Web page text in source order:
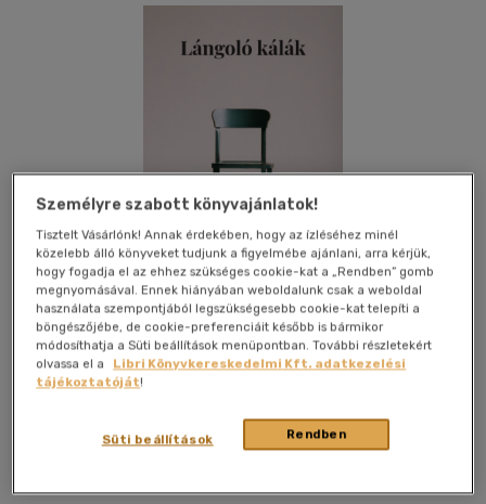
Kívánságlistához adom
(1 vélemény)
Személyre szabott könyvajánlatok!
Tisztelt Vásárlónk! Annak érdekében, hogy az ízléséhez minél
közelebb álló könyveket tudjunk a figyelmébe ajánlani, arra kérjük,
hogy fogadja el az ehhez szükséges cookie-kat a „Rendben” gomb
megnyomásával. Ennek hiányában weboldalunk csak a weboldal
használata szempontjából legszükségesebb cookie-kat telepíti a
böngészőjébe, de cookie-preferenciáit később is bármikor
módosíthatja a Süti beállítások menüpontban. További részletekért
olvassa el a
Libri Könyvkereskedelmi Kft. adatkezelési
tájékoztatóját!
Rendben
Süti beállítások